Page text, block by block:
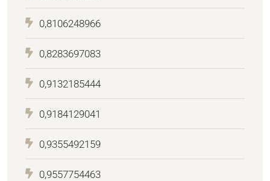
0,8106248966
0,8283697083
0,9132185444
0,9184129041
0,9355492159
0,9557754463